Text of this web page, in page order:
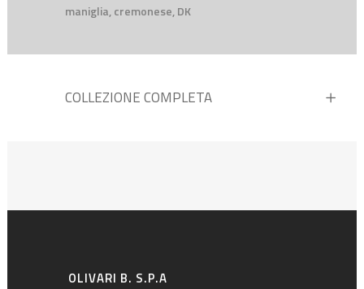
maniglia, cremonese, DK
COLLEZIONE COMPLETA
OLIVARI B. S.P.A